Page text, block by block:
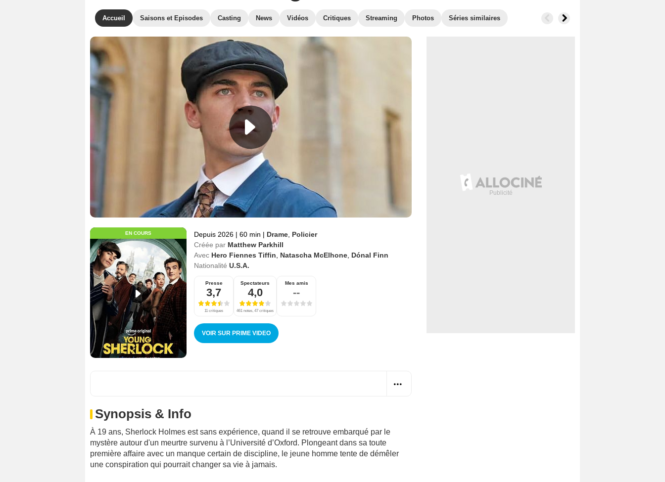
Accueil Saisons et Episodes Casting News Vidéos Critiques Streaming Photos Séries similaires
EN COURS Depuis 2026 | 60 min | Drame Policier
Créée par Matthew Parkhill
Avec Hero Fiennes Tiffin Natascha McElhone Dónal Finn
Nationalité U.S.A.
Presse
3,7
11 critiques
Spectateurs
4,0
461 notes, 47 critiques
Mes amis
--
VOIR SUR PRIME VIDEO
Synopsis & Info
À 19 ans, Sherlock Holmes est sans expérience, quand il se retrouve embarqué par le
mystère autour d'un meurtre survenu à l’Université d’Oxford. Plongeant dans sa toute
première affaire avec un manque certain de discipline, le jeune homme tente de démêler
une conspiration qui pourrait changer sa vie à jamais.